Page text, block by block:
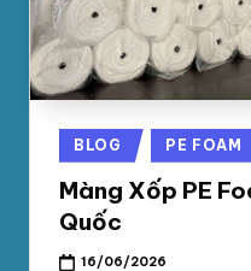
Posted
in
BLOG PE FOAM
Màng Xốp PE
Quốc
16/06/2026